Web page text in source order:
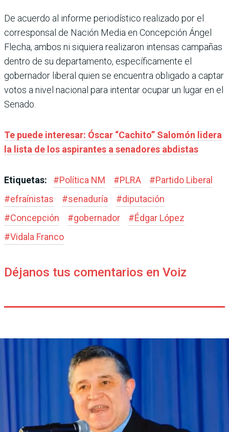
De acuerdo al informe periodístico realizado por el
corresponsal de Nación Media en Concepción Ángel
Flecha, ambos ni siquiera realizaron intensas campañas
dentro de su departamento, específicamente el
gobernador liberal quien se encuentra obligado a captar
votos a nivel nacional para intentar ocupar un lugar en el
Senado.
Te puede interesar: Óscar “Cachito” Salomón lidera
la lista de los aspirantes a senadores abdistas
Etiquetas: #Política NM #PLRA #Partido Liberal
#efraínistas #senaduría #diputación
#Concepción #gobernador #Édgar López
#Vidala Franco
Déjanos tus comentarios en Voiz